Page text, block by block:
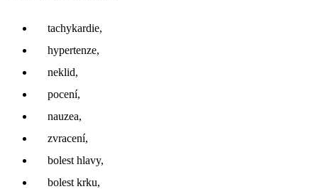
tachykardie,
hypertenze,
neklid,
pocení,
nauzea,
zvracení,
bolest hlavy,
bolest krku,